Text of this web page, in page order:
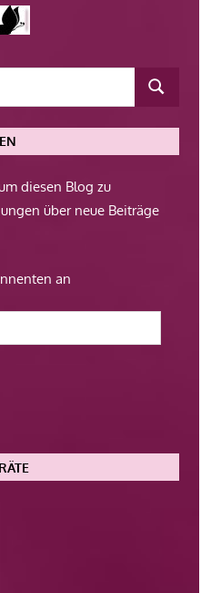
diesen Blog zu
über neue Beiträge
an